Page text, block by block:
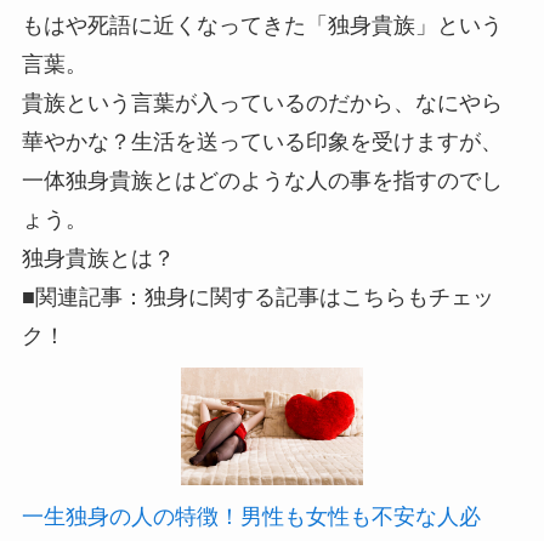
もはや死語に近くなってきた「独身貴族」という
言葉。
貴族という言葉が入っているのだから、なにやら
華やかな？生活を送っている印象を受けますが、
一体独身貴族とはどのような人の事を指すのでし
ょう。
独身貴族とは？
■関連記事：独身に関する記事はこちらもチェッ
ク！
一生独身の人の特徴！男性も女性も不安な人必